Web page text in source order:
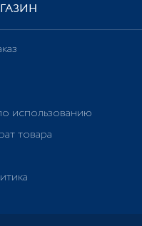
использованию
товара